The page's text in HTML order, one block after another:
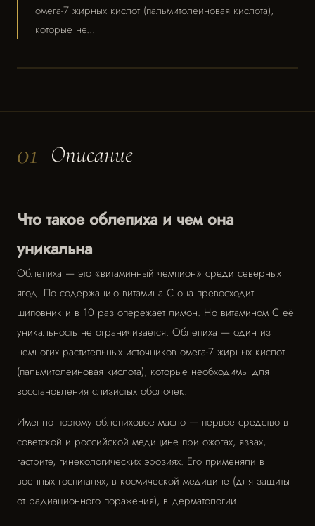
омега-7 жирных кислот (пальмитолеиновая кислота),
которые не...
01 Описание
Что такое облепиха и чем она
уникальна
Облепиха — это «витаминный чемпион» среди северных
ягод. По содержанию витамина С она превосходит
шиповник и в 10 раз опережает лимон. Но витамином С её
уникальность не ограничивается. Облепиха — один из
немногих растительных источников омега-7 жирных кислот
(пальмитолеиновая кислота), которые необходимы для
восстановления слизистых оболочек.
Именно поэтому облепиховое масло — первое средство в
советской и российской медицине при ожогах, язвах,
гастрите, гинекологических эрозиях. Его применяли в
военных госпиталях, в космической медицине (для защиты
от радиационного поражения), в дерматологии.